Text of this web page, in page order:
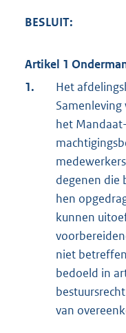
BESLUIT:
Artikel 1
1.
Het
het
degenen die
hen
kunnen
niet
bedoeld in
van